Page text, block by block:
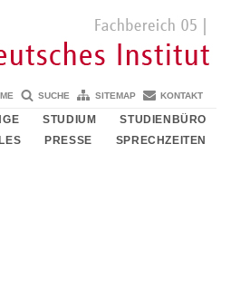
SUCHE SITEMAP KONTAKT
STUDIUM
STUDIENBÜRO
PRESSE SPRECHZEITEN